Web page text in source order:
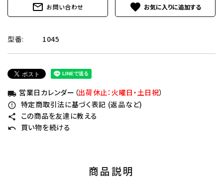
mail_outline お問い合わせ favorite
型番: 1045
local_shipping 営業日カレンダー（出荷休止：火曜日・土日祝）
error_outline 特定商取引法に基づく表記 (返品など)
share この商品を友達に教える
undo 買い物を続ける
商品説明